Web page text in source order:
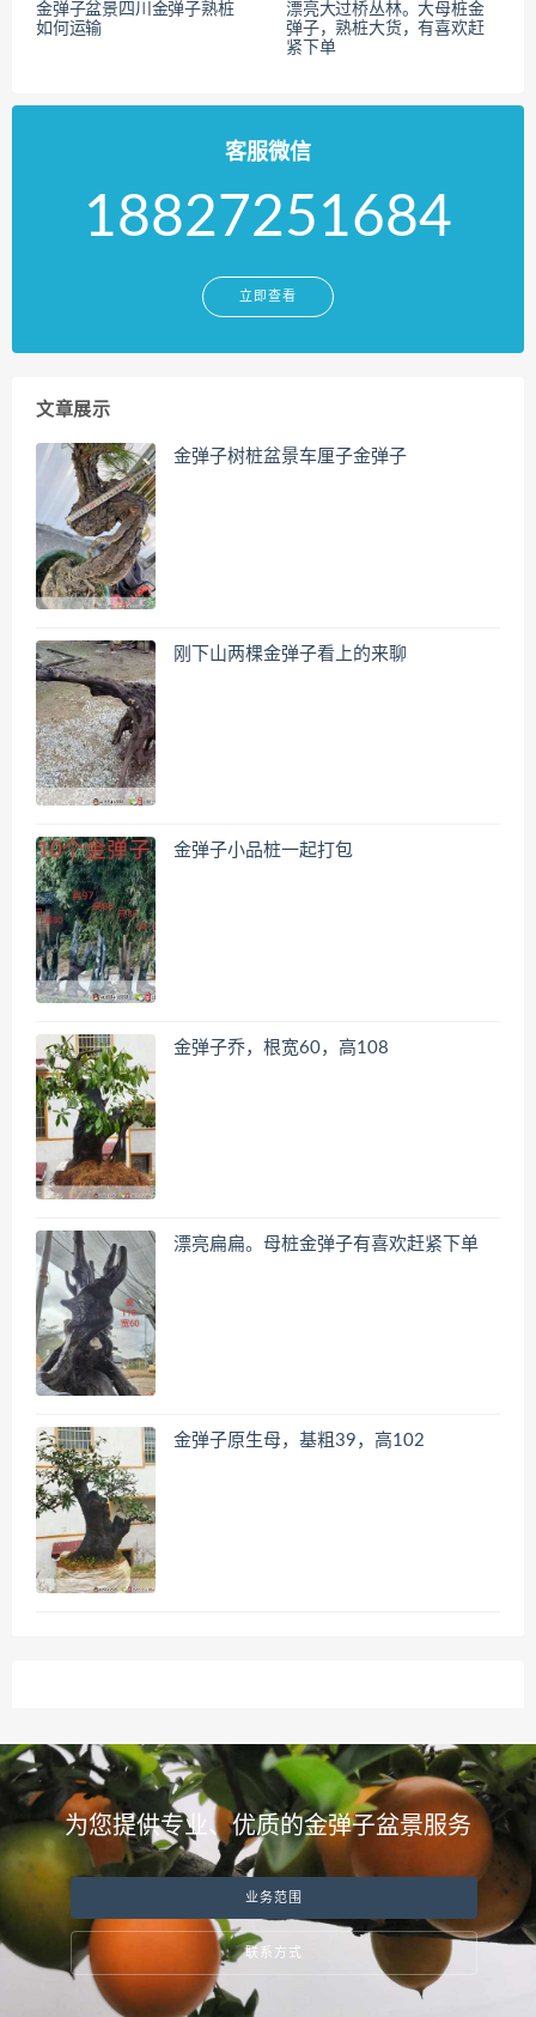
金弹子盆景四川金弹子熟桩
如何运输
漂亮大过桥丛林。大母桩金
弹子，熟桩大货，有喜欢赶
紧下单
客服微信
18827251684
立即查看
文章展示
金弹子树桩盆景车厘子金弹子
刚下山两棵金弹子看上的来聊
金弹子小品桩一起打包
金弹子乔，根宽60，高108
漂亮扁扁。母桩金弹子有喜欢赶紧下单
金弹子原生母，基粗39，高102
为您提供专业、优质的金弹子盆景服务
业务范围
联系方式